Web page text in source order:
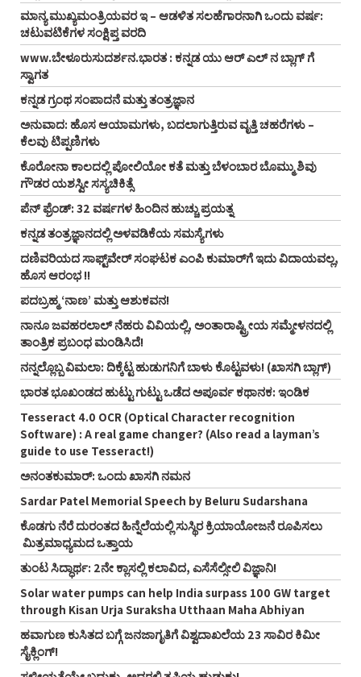
ಮಾನ್ಯ ಮುಖ್ಯಮಂತ್ರಿಯವರ ಇ – ಆಡಳಿತ ಸಲಹೆಗಾರನಾಗಿ ಒಂದು ವರ್ಷ:
ಚಟುವಟಿಕೆಗಳ ಸಂಕ್ಷಿಪ್ತ ವರದಿ
www.ಬೇಳೂರುಸುದರ್ಶನ.ಭಾರತ : ಕನ್ನಡ ಯು ಆರ್‌ ಎಲ್‌ ನ ಬ್ಲಾಗ್‌ ಗೆ
ಸ್ವಾಗತ
ಕನ್ನಡ ಗ್ರಂಥ ಸಂಪಾದನೆ ಮತ್ತು ತಂತ್ರಜ್ಞಾನ
ಅನುವಾದ: ಹೊಸ ಆಯಾಮಗಳು, ಬದಲಾಗುತ್ತಿರುವ ವೃತ್ತಿ ಚಹರೆಗಳು –
ಕೆಲವು ಟಿಪ್ಪಣಿಗಳು
ಕೊರೋನಾ ಕಾಲದಲ್ಲಿ ಪೋಲಿಯೋ ಕತೆ ಮತ್ತು ಬೆಳಂಬಾರ ಬೊಮ್ಮು ಶಿವು
ಗೌಡರ ಯಶಸ್ವೀ ಸಸ್ಯಚಿಕಿತ್ಸೆ
ಪೆನ್‌ ಫ್ರೆಂಡ್‌: 32 ವರ್ಷಗಳ ಹಿಂದಿನ ಹುಚ್ಚು ಪ್ರಯತ್ನ
ಕನ್ನಡ ತಂತ್ರಜ್ಞಾನದಲ್ಲಿ ಅಳವಡಿಕೆಯ ಸಮಸ್ಯೆಗಳು
ದಣಿವರಿಯದ ಸಾಫ್ಟ್‌ವೇರ್‌ ಸಂಘಟಕ ಎಂಪಿ ಕುಮಾರ್‌ಗೆ ಇದು ವಿದಾಯವಲ್ಲ,
ಹೊಸ ಆರಂಭ !!
ಪದಬ್ರಹ್ಮ ‘ನಾಣ’ ಮತ್ತು ಆಶುಕವನ!
ನಾನೂ ಜವಹರಲಾಲ್‌ ನೆಹರು ವಿವಿಯಲ್ಲಿ, ಅಂತಾರಾಷ್ಟ್ರೀಯ ಸಮ್ಮೇಳನದಲ್ಲಿ
ತಾಂತ್ರಿಕ ಪ್ರಬಂಧ ಮಂಡಿಸಿದೆ!
ನನ್ನಲ್ಲೊಬ್ಬ ವಿಮಲಾ: ದಿಕ್ಕೆಟ್ಟ ಹುಡುಗನಿಗೆ ಬಾಳು ಕೊಟ್ಟವಳು! (ಖಾಸಗಿ ಬ್ಲಾಗ್‌)
ಭಾರತ ಭೂಖಂಡದ ಹುಟ್ಟು ಗುಟ್ಟು ಒಡೆದ ಅಪೂರ್ವ ಕಥಾನಕ: ಇಂಡಿಕ
Tesseract 4.0 OCR (Optical Character recognition
Software) : A real game changer? (Also read a layman’s
guide to use Tesseract!)
ಅನಂತಕುಮಾರ್‌: ಒಂದು ಖಾಸಗಿ ನಮನ
Sardar Patel Memorial Speech by Beluru Sudarshana
ಕೊಡಗು ನೆರೆ ದುರಂತದ ಹಿನ್ನೆಲೆಯಲ್ಲಿ ಸುಸ್ಥಿರ ಕ್ರಿಯಾಯೋಜನೆ ರೂಪಿಸಲು
ಮಿತ್ರಮಾಧ್ಯಮದ ಒತ್ತಾಯ
ತುಂಟ ಸಿದ್ಧಾರ್ಥ: 2ನೇ ಕ್ಲಾಸಲ್ಲಿ ಕಲಾವಿದ, ಎಸೆಸೆಲ್ಸೀಲಿ ವಿಜ್ಞಾನಿ!
Solar water pumps can help India surpass 100 GW target
through Kisan Urja Suraksha Utthaan Maha Abhiyan
ಹವಾಗುಣ ಕುಸಿತದ ಬಗ್ಗೆ ಜನಜಾಗೃತಿಗೆ ವಿಶ್ವದಾಖಲೆಯ 23 ಸಾವಿರ ಕಿಮೀ
ಸೈಕ್ಲಿಂಗ್‌!